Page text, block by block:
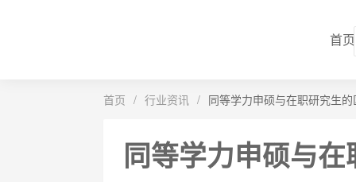
首页
首页 / 行业资讯 / 同等学力申硕与在职研究生
同等学力申硕与